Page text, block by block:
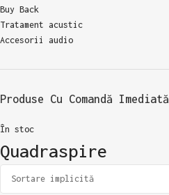
Buy Back
Tratament acustic
Accesorii audio
Produse Cu Comandă Imediată
În stoc
Quadraspire